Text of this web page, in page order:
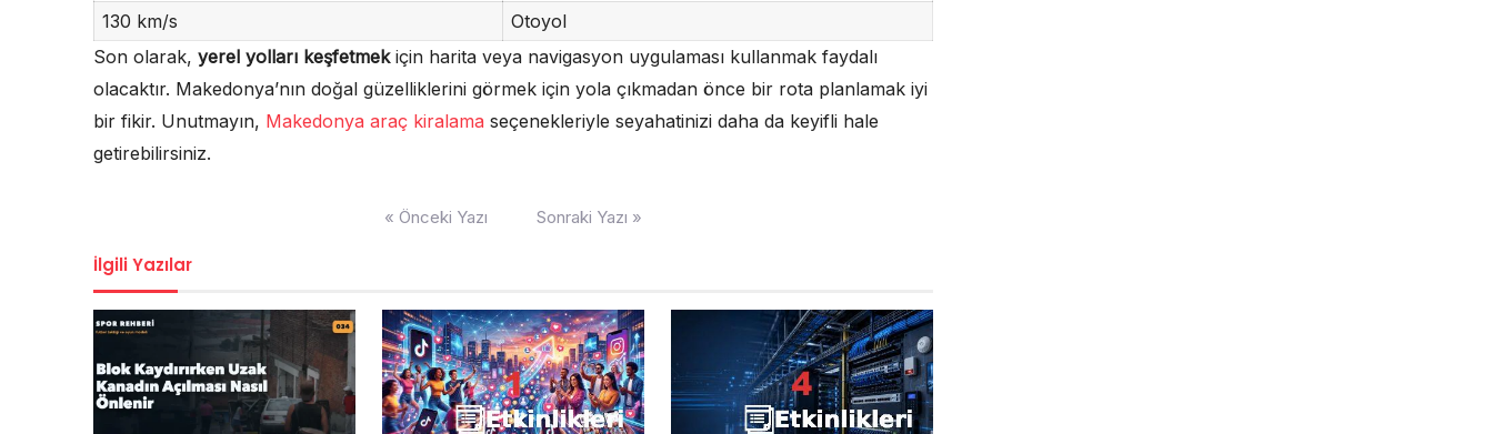
130 km/s
Otoyol
Son olarak, yerel yolları keşfetmekiçin harita veya navigasyon uygulaması kullanmak faydalı
olacaktır. Makedonya’nın doğal güzelliklerini görmek için yola çıkmadan önce bir rota planlamak iyi
bir fikir. Unutmayın, Makedonya araç kiralama seçenekleriyle seyahatinizi daha da keyifli hale
getirebilirsiniz.
« Önceki Yazı Sonraki Yazı »
İlgili Yazılar